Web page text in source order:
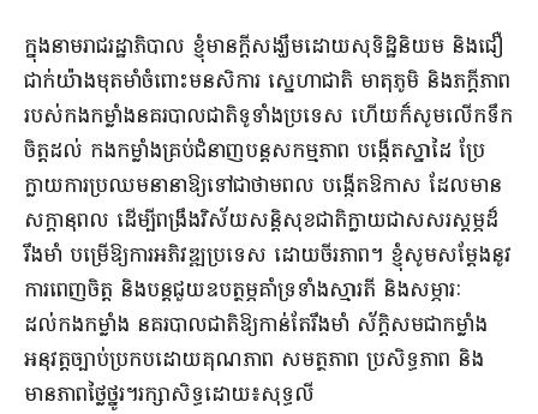
ក្នុងនាមរាជរដ្ឋាភិបាល ខ្ញុំមានក្តីសង្ឃឹមដោយសុទិដ្ឋិនិយម និងជឿ
ជាក់យ៉ាងមុតមាំចំពោះមនសិការ ស្នេហាជាតិ មាតុភូមិ និងភក្តីភាព
របស់កងកម្លាំងនគរបាលជាតិទូទាំងប្រទេស ហើយក៏សូមលើកទឹក
ចិត្តដល់ កងកម្លាំងគ្រប់ជំនាញបន្តសកម្មភាព បង្កើតស្នាដៃ ប្រែ
ក្លាយការប្រឈមនានាឱ្យទៅជាថាមពល បង្កើតឱកាស ដែលមាន
សក្តានុពល ដើម្បីពង្រឹងវិស័យសន្តិសុខជាតិក្លាយជាសសរស្តម្ភដ៏
រឹងមាំ បម្រើឱ្យការអភិវឌ្ឍប្រទេស ដោយចីរភាព។ ខ្ញុំសូមសម្តែងនូវ
ការពេញចិត្ត និងបន្តជួយឧបត្ថម្ភគាំទ្រទាំងស្មារតី និងសម្ភារៈ
ដល់កងកម្លាំង នគរបាលជាតិឱ្យកាន់តែរឹងមាំ ស័ក្តិសមជាកម្លាំង
អនុវត្តច្បាប់ប្រកបដោយគុណភាព សមត្ថភាព ប្រសិទ្ធភាព និង
មានភាពថ្លៃថ្នូរ។រក្សាសិទ្ធដោយ៖សុទ្ធលី